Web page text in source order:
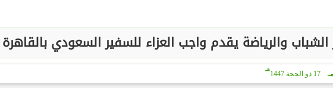
الشباب والرياضة يقدم واجب العزاء للسفير السعودي بالقاهرة
17 ذو الحجة 1447
هـ